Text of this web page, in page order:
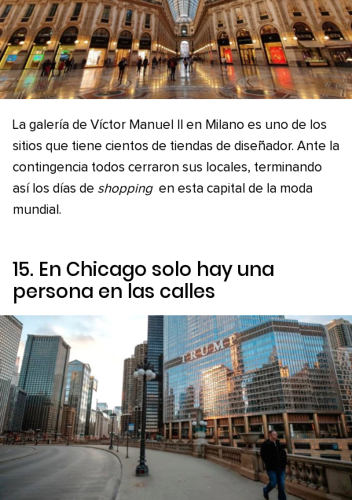
La galería de Víctor Manuel II en Milano es uno de los
sitios que tiene cientos de tiendas de diseñador. Ante la
contingencia todos cerraron sus locales, terminando
así los días de shopping en esta capital de la moda
mundial.
15. En Chicago solo hay una
persona en las calles